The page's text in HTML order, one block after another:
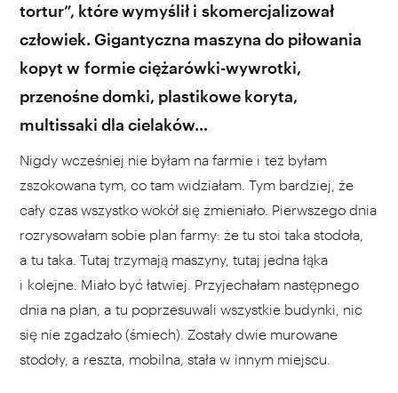
tortur”, które wymyślił i skomercjalizował
człowiek. Gigantyczna maszyna do piłowania
kopyt w formie ciężarówki-wywrotki,
przenośne domki, plastikowe koryta,
multissaki dla cielaków…
Nigdy wcześniej nie byłam na farmie i też byłam
zszokowana tym, co tam widziałam. Tym bardziej, że
cały czas wszystko wokół się zmieniało. Pierwszego dnia
rozrysowałam sobie plan farmy: że tu stoi taka stodoła,
a tu taka. Tutaj trzymają maszyny, tutaj jedna łąka
i kolejne. Miało być łatwiej. Przyjechałam następnego
dnia na plan, a tu poprzesuwali wszystkie budynki, nic
się nie zgadzało (śmiech). Zostały dwie murowane
stodoły, a reszta, mobilna, stała w innym miejscu.